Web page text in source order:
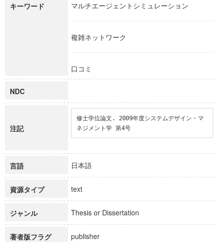
キーワード マルチエージェントシミュレーション
複雑ネットワーク
口コミ
NDC
注記
修士学位論文. 2009年度システムデザイン・マ
ネジメント学 第4号
言語 日本語
資源タイプ text
ジャンル Thesis or Dissertation
著者版フラグ publisher